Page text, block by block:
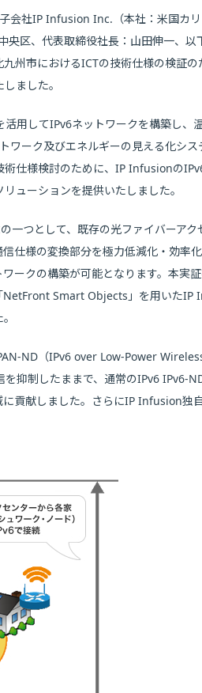
会社IP Infusion Inc.（本社：米国カリ
区、代表取締役社長：山田伸一、以
州市におけるICTの技術仕様の検証の
ました。
用してIPv6ネットワークを構築し、
ワーク及びエネルギーの見える化シ
仕様検討のために、IP Infusionの
ューションを提供いたしました。
一つとして、既存の光ファイバーアク
仕様の変換部分を極力低減化・効率
ークの構築が可能となります。本実
NetFront Smart Objects」を用いたIP
ND（IPv6 over Low-Power
抑制したままで、通常のIPv6 IPv6-
貢献しました。さらにIP Infusion独